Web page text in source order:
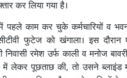
कर लिया गया है।
पहले काम कर चुके कर्मचारियों व
फुटेज को खंगाला। इस
निवासी रमेश उर्फ काली व मनोज
में लेकर पूछताछ की, तो उसने ब्लाइंड